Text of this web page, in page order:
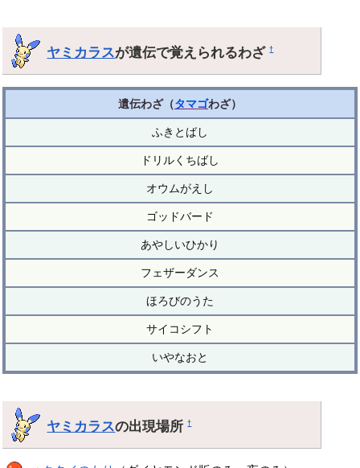
ヤミカラスが遺伝で覚えられるわざ†
遺伝わざ（タマゴわざ）
ふきとばし
ドリルくちばし
オウムがえし
ゴッドバード
あやしいひかり
フェザーダンス
ほろびのうた
サイコシフト
いやなおと
ヤミカラスの出現場所†